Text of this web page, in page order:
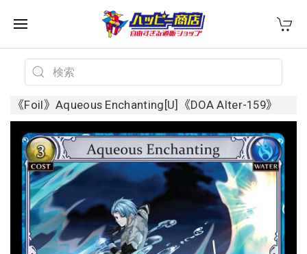
《Foil》Aqueous Enchanting[U]《DOA Alter-159》